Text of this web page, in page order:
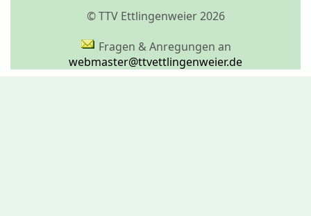
© TTV Ettlingenweier 2026
Fragen & Anregungen an
webmaster@ttvettlingenweier.de